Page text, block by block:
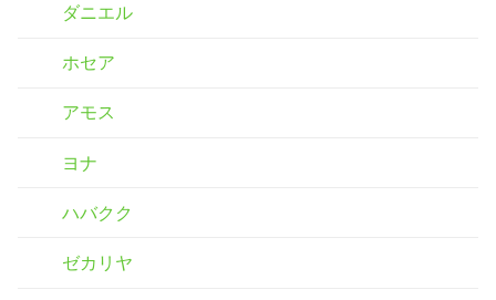
ダニエル
ホセア
アモス
ヨナ
ハバクク
ゼカリヤ